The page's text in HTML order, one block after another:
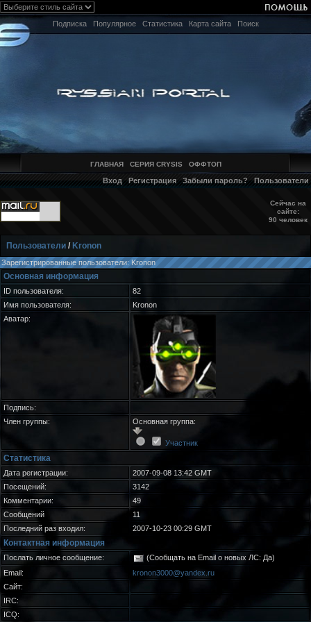
Подписка Популярное Статистика Карта сайта Поиск
ГЛАВНАЯ СЕРИЯ CRYSIS ОФФТОП
Вход Регистрация Забыли пароль? Пользователи
Сейчас на
сайте:
90 человек
Пользователи / Kronon
Зарегистрированные пользователи: Kronon
Основная информация
ID пользователя:
82
Имя пользователя:
Kronon
Аватар:
Подпись:
Член группы:
Основная группа:
Участник
Статистика
Дата регистрации:
2007-09-08 13:42 GMT
Посещений:
3142
Комментарии:
49
Сообщений
11
Последний раз входил:
2007-10-23 00:29 GMT
Контактная информация
Послать личное сообщение:
(Сообщать на Email о новых ЛС: Да)
Email:
kronon3000@yandex.ru
Сайт:
IRC:
ICQ: